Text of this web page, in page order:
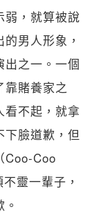
弱，就算被說
男人形象，
出之一。一個
靠賭養家之
看不起，就拿
下臉道歉，但
Coo-Coo
靈一輩子，